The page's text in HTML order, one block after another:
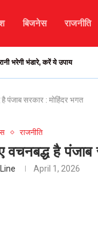
बिजनेस राजनीति
भरेगी भंडारे, करें ये उपाय
है पंजाब सरकार : मोहिंदर भगत
राजनीति
वचनबद्ध है
April 1, 2026